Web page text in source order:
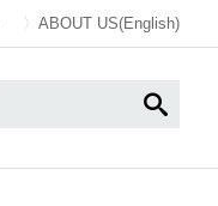
ABOUT US(English)